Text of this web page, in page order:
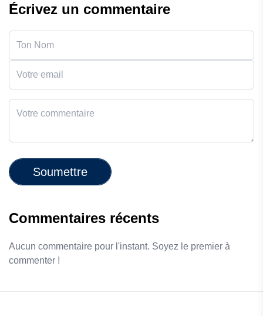
Écrivez un commentaire
Soumettre
Commentaires récents
Aucun commentaire pour l'instant. Soyez le premier à
commenter !